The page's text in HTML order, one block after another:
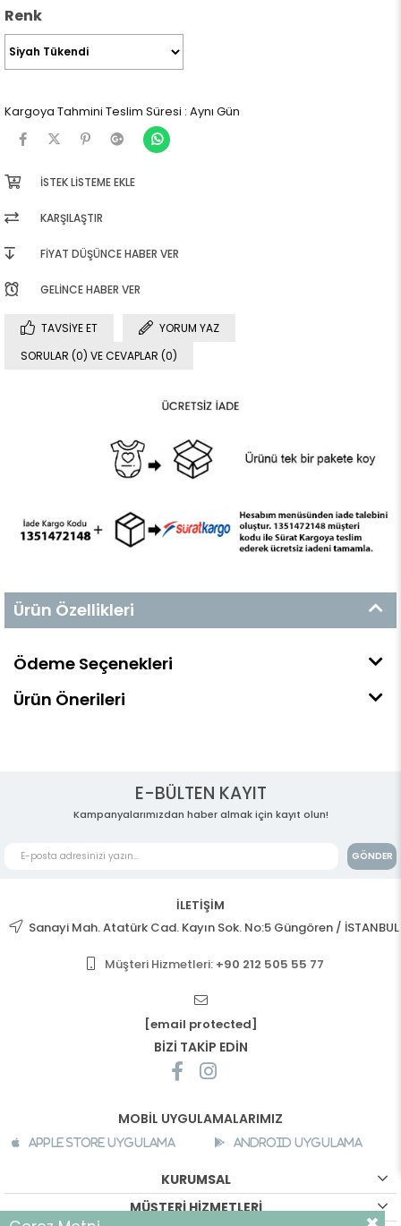
Renk
Kargoya Tahmini Teslim Süresi : Aynı Gün
İSTEK LISTEME EKLE
KARŞILAŞTIR
FIYAT DÜŞÜNCE HABER VER
GELINCE HABER VER
TAVSIYE ET
YORUM YAZ
SORULAR (0) VE CEVAPLAR (0)
Ürün Özellikleri
Ödeme Seçenekleri
Ürün Önerileri
E-BÜLTEN KAYIT
Kampanyalarımızdan haber almak için kayıt olun!
GÖNDER
İLETİŞİM
Sanayi Mah. Atatürk Cad. Kayın Sok. No:5 Güngören / İSTANBUL
Müşteri Hizmetleri: +90 212 505 55 77
[email protected]
BİZİ TAKİP EDİN
MOBİL UYGULAMALARIMIZ
Apple Store Uygulama Android Uygulama
KURUMSAL
MÜŞTERİ HİZMETLERİ